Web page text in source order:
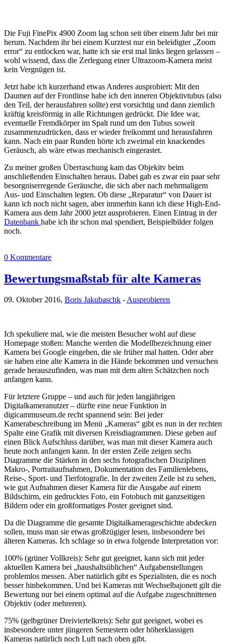
Die Fuji FinePix 4900 Zoom lag schon seit über einem Jahr bei mir
herum. Nachdem ihr bei einem Kurztest nur ein beleidigter „Zoom
error“ zu entlocken war, hatte ich sie erst mal links liegen gelassen –
wohl wissend, dass die Zerlegung einer Ultrazoom-Kamera meist
kein Vergnügen ist.
Jetzt habe ich kurzerhand etwas Anderes ausprobiert: Mit den
Daumen auf der Frontlinse habe ich den inneren Objektivtubus (also
den Teil, der herausfahren sollte) erst vorsichtig und dann ziemlich
kräftig kreisförmig in alle Richtungen gedrückt. Die Idee war,
eventuelle Fremdkörper im Spalt rund um den Tubus soweit
zusammenzudrücken, dass er wieder freikommt und herausfahren
kann. Nach ein paar Runden hörte ich zweimal ein knackendes
Geräusch, als wäre etwas mechanisch eingerastet.
Zu meiner großen Überraschung kam das Objekitv beim
anschließenden Einschalten heraus. Dabei gab es zwar ein paar sehr
besorgniserregende Geräusche, die sich aber nach mehrmaligem
Aus- und Einschalten legten. Ob diese „Reparatur“ von Dauer ist
kann ich noch nicht sagen, aber immerhin kann ich diese High-End-
Kamera aus dem Jahr 2000 jetzt ausprobieren. Einen Eintrag in der
Datenbank habe ich ihr schon mal spendiert, Beispielbilder folgen
noch.
0 Kommentare
Bewertungsmaßstab für alte Kameras
09. Oktober 2016, Boris Jakubaschk -Ausprobieren
Ich spekuliere mal, wie die meisten Besucher wohl auf diese
Homepage stoßen: Manche werden die Modellbezeichnung einer
Kamera bei Google eingeben, die sie früher mal hatten. Oder aber
sie haben eine alte Kamera in die Hände bekommen und versuchen
gerade herauszufinden, was man mit dem alten Schätzchen noch
anfangen kann.
Für letztere Gruppe – und auch für jeden langjährigen
Digitalkameranutzer – dürfte eine neue Funktion in
digicammuseum.de recht spannend sein: Bei jeder
Kamerabeschreibung im Menü „Kameras“ gibt es nun in der rechten
Spalte eine Grafik mit diversen Kreisdiagrammen. Diese geben auf
einen Blick Aufschluss darüber, was man mit dieser Kamera auch
heute noch anfangen kann. In der ersten Zeile zeigen sechs
Diagramme die Stärken in den sechs fotografischen Disziplinen
Makro-, Portraitaufnahmen, Dokumentation des Familienlebens,
Reise-, Sport- und Tierfotografie. In der zweiten Zeile ist zu sehen,
wie gut Aufnahmen dieser Kamera für die Ausgabe auf einem
Bildschirm, ein gedrucktes Foto, ein Fotobuch mit ganzseitigen
Bildern oder ein großformatiges Poster geeignet sind.
Da die Diagramme die gesamte Digitalkamerageschichte abdecken
sollen, muss man sie etwas großzügiger lesen, insbesondere bei
älteren Kameras. Ich schlage so in etwa folgende Interpretation vor:
100% (grüner Vollkreis): Sehr gut geeignet, kann sich mit jeder
aktuellen Kamera bei „haushaltsüblichen“ Aufgabenstellungen
problemlos messen. Aber natürlich gibt es Spezialisten, die es noch
besser hinbekommen. Und bei Kameras mit Wechselbajonett gilt die
Bewertung nur bei einem optimal auf die Aufgabe zugeschnittenen
Objektiv (oder mehreren).
75% (gelbgrüner Dreiviertelkreis): Sehr gut geeignet, wobei es
insbesondere unter jüngeren Semestern oder höherklassigen
Kameras natürlich noch Luft nach oben gibt.